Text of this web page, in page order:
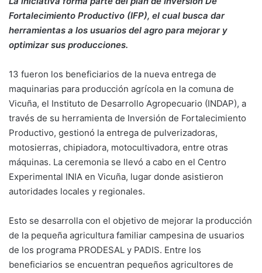
Fortalecimiento Productivo (IFP), el cual busca dar
herramientas a los usuarios del agro para mejorar y
optimizar sus producciones.
13 fueron los beneficiarios de la nueva entrega de
maquinarias para producción agrícola en la comuna de
Vicuña, el Instituto de Desarrollo Agropecuario (INDAP), a
través de su herramienta de Inversión de Fortalecimiento
Productivo, gestionó la entrega de pulverizadoras,
motosierras, chipiadora, motocultivadora, entre otras
máquinas. La ceremonia se llevó a cabo en el Centro
Experimental INIA en Vicuña, lugar donde asistieron
autoridades locales y regionales.
Esto se desarrolla con el objetivo de mejorar la producción
de la pequeña agricultura familiar campesina de usuarios
de los programa PRODESAL y PADIS. Entre los
beneficiarios se encuentran pequeños agricultores de